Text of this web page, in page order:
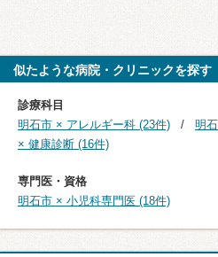
似たような病院・クリニックを探す
診療科目
明石市 × アレルギー科 (23件)
明
× 健康診断 (16件)
専門医・資格
明石市 × 小児科専門医 (18件)